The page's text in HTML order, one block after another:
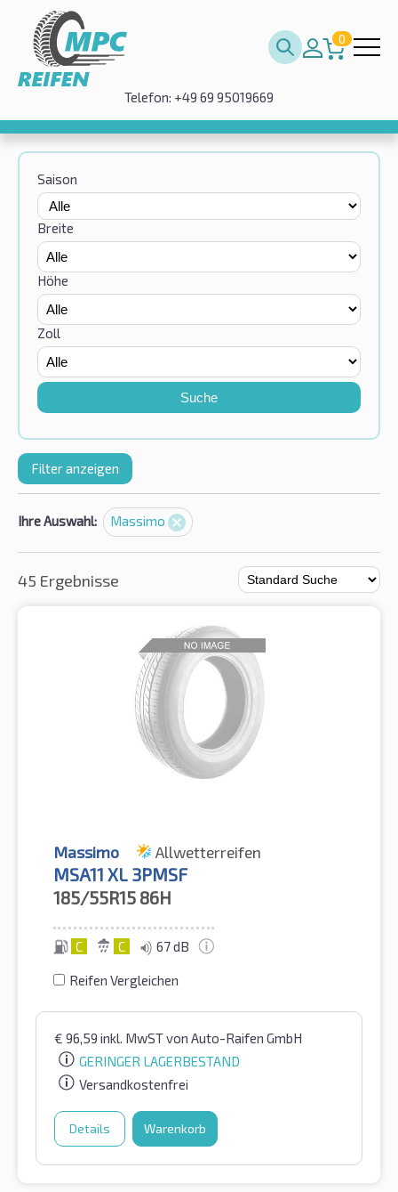
0
Telefon: +49 69 95019669
Saison
Breite
Höhe
Zoll
Suche
Filter anzeigen
Ihre Auswahl: Massimo
45 Ergebnisse
Massimo Allwetterreifen
MSA11 XL 3PMSF
185/55R15 86H
C C 67 dB
Reifen Vergleichen
€ 96,59 inkl. MwSTvon Auto-Raifen GmbH
GERINGER LAGERBESTAND
Versandkostenfrei
Details Warenkorb